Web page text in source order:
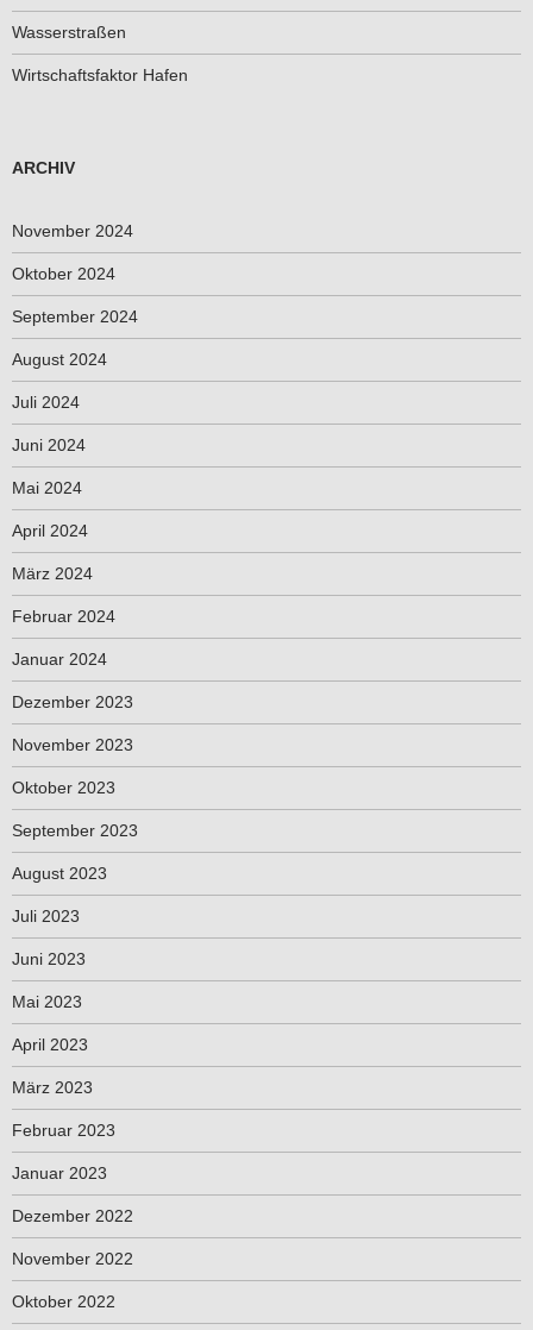
Wasserstraßen
Wirtschaftsfaktor Hafen
ARCHIV
November 2024
Oktober 2024
September 2024
August 2024
Juli 2024
Juni 2024
Mai 2024
April 2024
März 2024
Februar 2024
Januar 2024
Dezember 2023
November 2023
Oktober 2023
September 2023
August 2023
Juli 2023
Juni 2023
Mai 2023
April 2023
März 2023
Februar 2023
Januar 2023
Dezember 2022
November 2022
Oktober 2022